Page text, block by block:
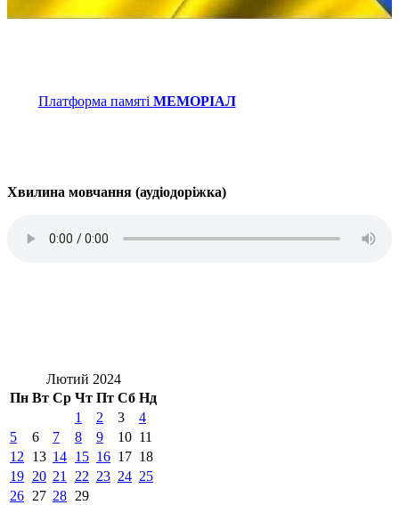
Платформа памяті МЕМОРІАЛ
Хвилина мовчання (аудіодоріжка)
Лютий 2024
Пн Вт Ср Чт Пт Сб Нд
1
2 3
4
5
6 7 8 9 10 11
12
13 14 15 16 17 18
19 20 21 22 23 24 25
26 27 28 29